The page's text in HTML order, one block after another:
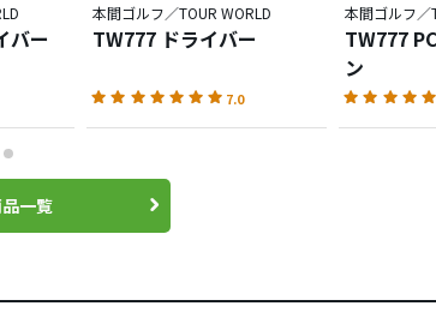
バー
本間ゴルフ／TOUR WORLD
TW777 ドライバー
7.0
本間ゴルフ／
TW777
ン
一覧